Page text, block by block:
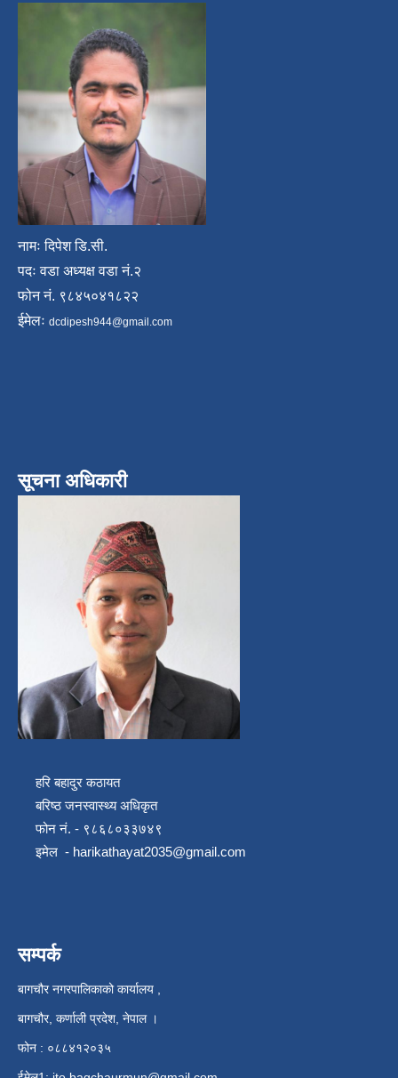
नामः दिपेश डि.सी.
पदः वडा अध्यक्ष वडा नं.२
फोन नं. ९८४५०४१८२२
ईमेलः dcdipesh944@gmail.com
सूचना अधिकारी
हरि बहादुर कठायत
बरिष्ठ जनस्वास्थ्य अधिकृत
फोन नं. - ९८६८०३३७४९
इमेल - harikathayat2035@gmail.com
सम्पर्क
बागचौर नगरपालिकाको कार्यालय ,
बागचौर, कर्णाली प्रदेश, नेपाल ।
फोन : ०८८४१२०३५